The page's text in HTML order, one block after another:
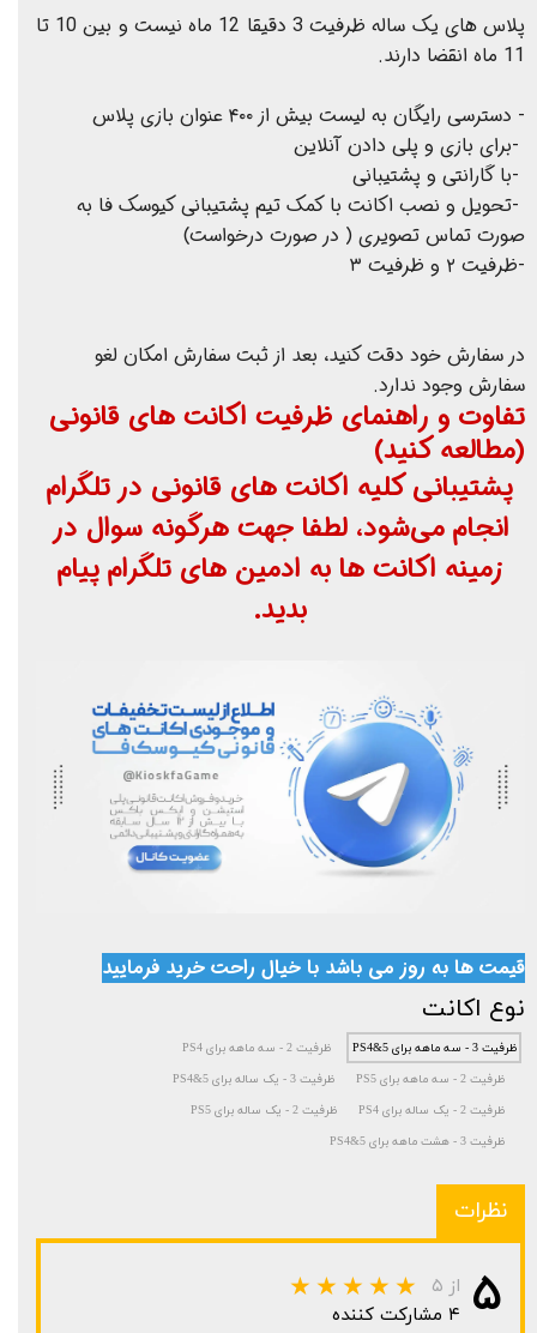
پلاس های یک ساله ظرفیت 3 دقیقا 12 ماه نیست و بین 10 تا
11 ماه انقضا دارند.
- دسترسی رایگان به لیست بیش از ۴۰۰ عنوان بازی پلاس
-برای بازی و پلی دادن آنلاین
-با گارانتی و پشتیبانی
-تحویل و نصب اکانت با کمک تیم پشتیبانی کیوسک فا به
صورت تماس تصویری ( در صورت درخواست)
-ظرفیت ۲ و ظرفیت ۳
در سفارش خود دقت کنید، بعد از ثبت سفارش امکان لغو
سفارش وجود ندارد.
تفاوت و راهنمای ظرفیت اکانت های قانونی
(مطالعه کنید)
پشتیبانی کلیه اکانت های قانونی در تلگرام
انجام می‌شود، لطفا جهت هرگونه سوال در
زمینه اکانت ها به ادمین های تلگرام پیام
بدید.
قیمت ها به روز می باشد با خیال راحت خرید فرمایید
نوع اکانت
ظرفیت 3 - سه ماهه برای PS4&5
ظرفیت 2 - سه ماهه برای PS4
ظرفیت 2 - سه ماهه برای PS5
ظرفیت 3 - یک ساله برای PS4&5
ظرفیت 2 - یک ساله برای PS4
ظرفیت 2 - یک ساله برای PS5
ظرفیت 3 - هشت ماهه برای PS4&5
نظرات
۵ از ۵
۴ مشارکت کننده